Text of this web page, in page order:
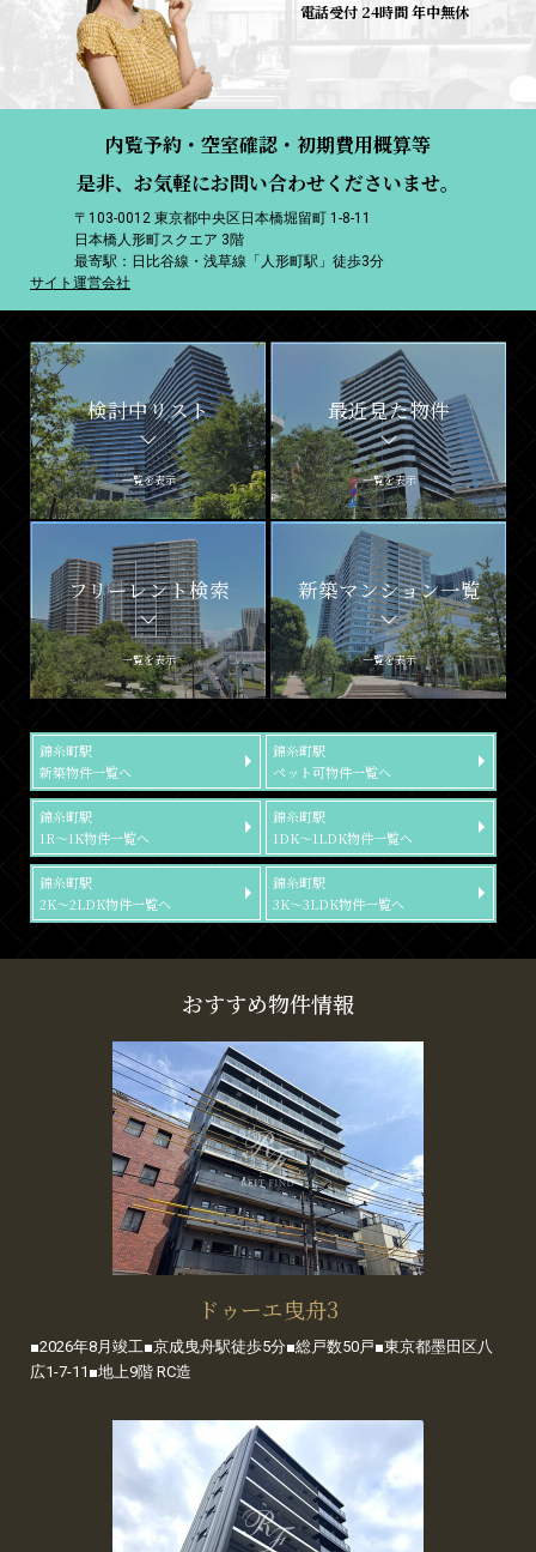
電話受付 24時間 年中無休
内覧予約・空室確認・初期費用概算等
是非、お気軽にお問い合わせくださいませ。
〒103-0012 東京都中央区日本橋堀留町 1-8-11
日本橋人形町スクエア 3階
最寄駅：日比谷線・浅草線「人形町駅」徒歩3分
サイト運営会社
検討中リスト
一覧を表示
最近見た物件
一覧を表示
フリーレント検索
一覧を表示
新築マンション一覧
一覧を表示
錦糸町駅
新築物件一覧へ
錦糸町駅
ペット可物件一覧へ
錦糸町駅
1R～1K物件一覧へ
錦糸町駅
1DK～1LDK物件一覧へ
錦糸町駅
2K～2LDK物件一覧へ
錦糸町駅
3K～3LDK物件一覧へ
おすすめ物件情報
ドゥーエ曳舟3
■2026年8月竣工■京成曳舟駅徒歩5分■総戸数50戸■東京都墨田区八
広1-7-11■地上9階 RC造